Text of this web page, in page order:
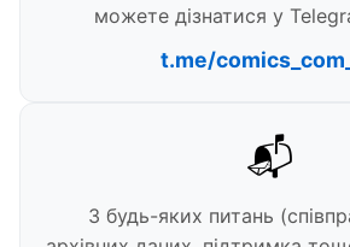
можете дізнатися у
t.me/
📬
З будь-яких питань